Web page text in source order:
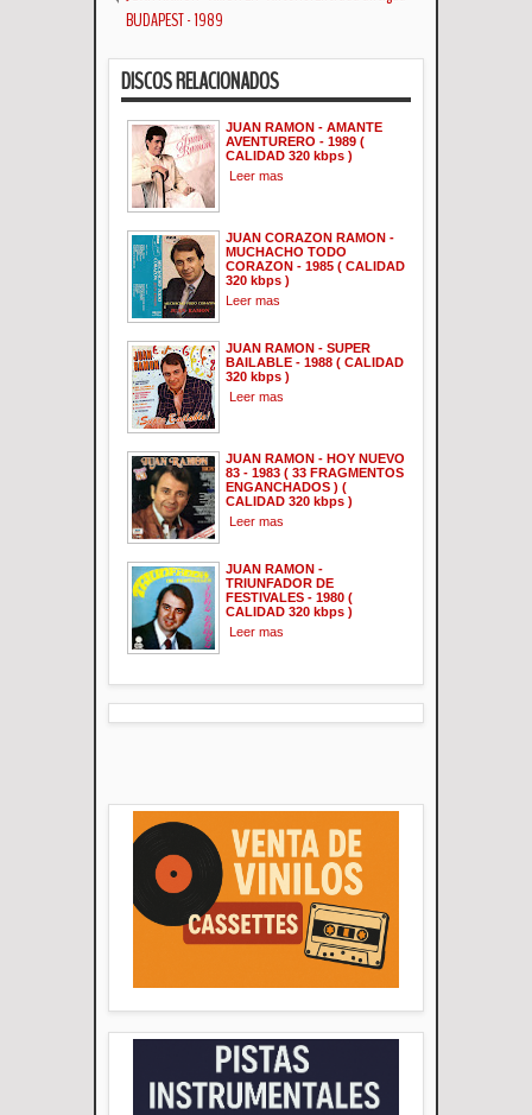
BUDAPEST - 1989
DISCOS RELACIONADOS
JUAN RAMON - AMANTE
AVENTURERO - 1989 (
CALIDAD 320 kbps )
Leer mas
JUAN CORAZON RAMON -
MUCHACHO TODO
CORAZON - 1985 ( CALIDAD
320 kbps )
Leer mas
JUAN RAMON - SUPER
BAILABLE - 1988 ( CALIDAD
320 kbps )
Leer mas
JUAN RAMON - HOY NUEVO
83 - 1983 ( 33 FRAGMENTOS
ENGANCHADOS ) (
CALIDAD 320 kbps )
Leer mas
JUAN RAMON -
TRIUNFADOR DE
FESTIVALES - 1980 (
CALIDAD 320 kbps )
Leer mas